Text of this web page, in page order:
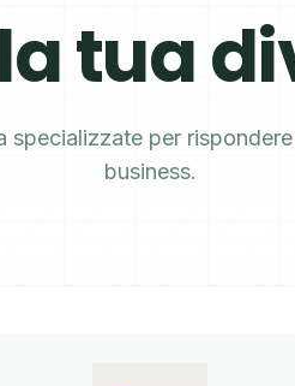
tua
specializzate per
business.